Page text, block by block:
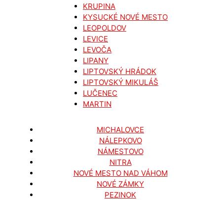
KRUPINA
KYSUCKÉ NOVÉ MESTO
LEOPOLDOV
LEVICE
LEVOČA
LIPANY
LIPTOVSKÝ HRÁDOK
LIPTOVSKÝ MIKULÁŠ
LUČENEC
MARTIN
MICHALOVCE
NÁLEPKOVO
NÁMESTOVO
NITRA
NOVÉ MESTO NAD VÁHOM
NOVÉ ZÁMKY
PEZINOK